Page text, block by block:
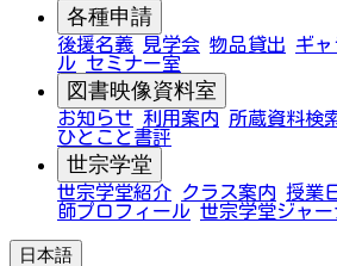
各種申請
後援名義 見学会 物品貸出 ギャ
ル セミナー室
図書映像資料室
お知らせ 利用案内 所蔵資料検
ひとこと書評
世宗学堂
世宗学堂紹介 クラス案内 授業
師プロフィール 世宗学堂ジャー
日本語